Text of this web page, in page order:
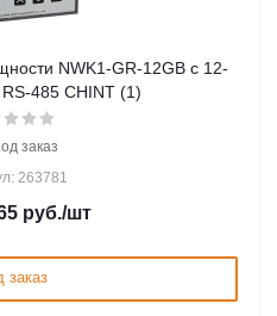
NWK1-GR-12GB с 12-
485 CHINT (1)
заказ
263781
руб./шт
заказ